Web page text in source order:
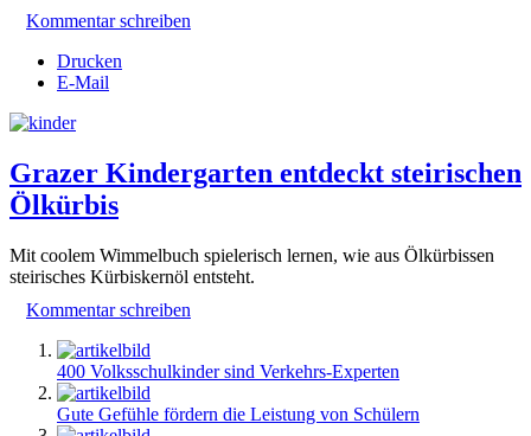
Kommentar schreiben
Drucken
E-Mail
Grazer Kindergarten entdeckt steirischen
Ölkürbis
Mit coolem Wimmelbuch spielerisch lernen, wie aus Ölkürbissen
steirisches Kürbiskernöl entsteht.
Kommentar schreiben
400 Volksschulkinder sind Verkehrs-Experten
Gute Gefühle fördern die Leistung von Schülern